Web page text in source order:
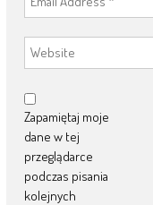
Zapamiętaj moje
dane w tej
przeglądarce
podczas pisania
kolejnych